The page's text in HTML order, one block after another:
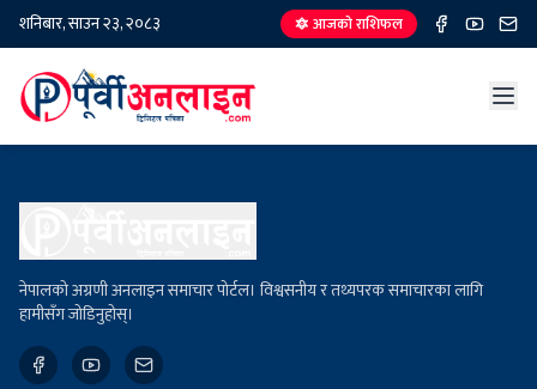
शनिबार, साउन २३, २०८३ 🔯 आजको राशिफल
नेपालको अग्रणी अनलाइन समाचार पोर्टल। विश्वसनीय र तथ्यपरक समाचारका लागि
हामीसँग जोडिनुहोस्।